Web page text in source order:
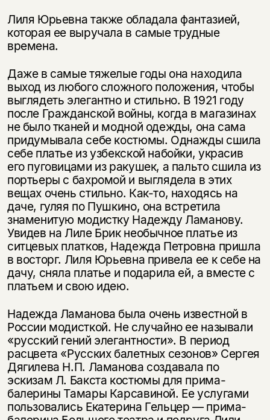
Лиля Юрьевна также обладала фантазией,
которая ее выручала в самые трудные
времена.
Даже в самые тяжелые годы она находила
выход из любого сложного положения, чтобы
выглядеть элегантно и стильно. В 1921 году
после Гражданской войны, когда в магазинах
не было тканей и модной одежды, она сама
придумывала себе костюмы. Однажды сшила
себе платье из узбекской набойки, украсив
его пуговицами из ракушек, а пальто сшила из
портьеры с бахромой и выглядела в этих
вещах очень стильно. Как-то, находясь на
даче, гуляя по Пушкино, она встретила
знаменитую модистку Надежду Ламанову.
Увидев на Лиле Брик необычное платье из
ситцевых платков, Надежда Петровна пришла
в восторг. Лиля Юрьевна привела ее к себе на
дачу, сняла платье и подарила ей, а вместе с
платьем и свою идею.
Надежда Ламанова была очень известной в
России модисткой. Не случайно ее называли
«русский гений элегантности». В период
расцвета «Русских балетных сезонов» Сергея
Дягилева Н.П. Ламанова создавала по
эскизам Л. Бакста костюмы для прима-
балерины Тамары Карсавиной. Ее услугами
пользовались Екатерина Гельцер — прима-
Подписка на рассылку
Раз в неделю мы отправляем рассылку
о книгах и событиях «НЛО».
За подписку дарим промокод на
скидку 15%
Я соглашаюсь сПолитикой конфиденциальности
подписаться
Этой книги временно
нет в продаже.
Вы можете подписаться на
уведомления, и при поступлении книги
на склад получить письмо на указанный
электронный адрес.
Я соглашаюсь сПолитикой конфиденциальности
подписаться
Эта книга
не предназначена для
несовершеннолетних
Скажите, пожалуйста,
вам уже исполнилось 18 лет?
да
нет, вернуться назад